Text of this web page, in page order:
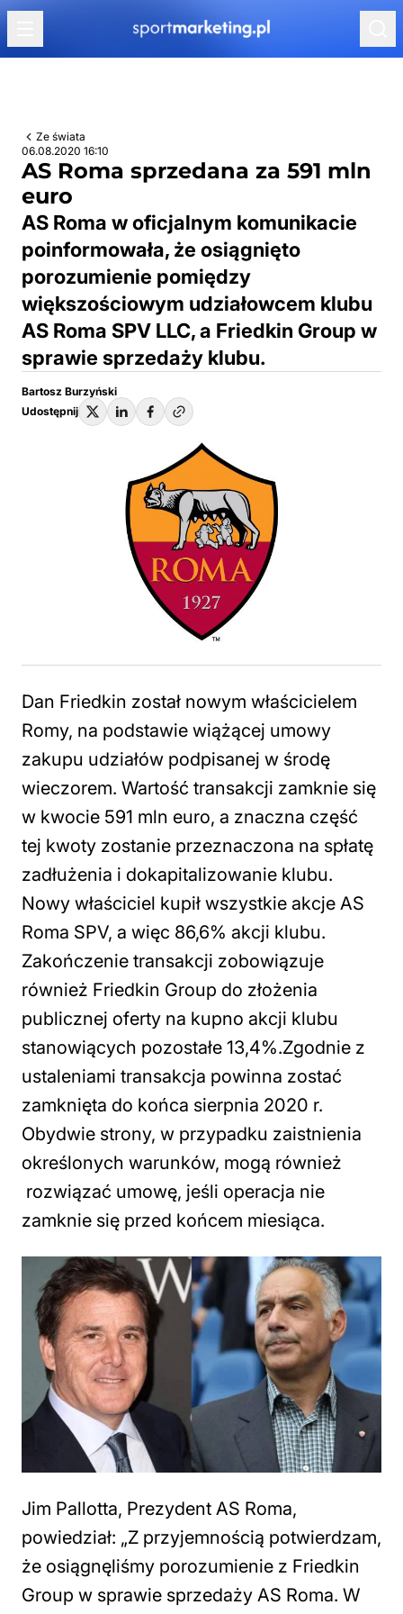
Przejdź do treści
Ze świata
06.08.2020 16:10
AS Roma sprzedana za 591 mln
euro
AS Roma w oficjalnym komunikacie
poinformowała, że osiągnięto
porozumienie pomiędzy
większościowym udziałowcem klubu
AS Roma SPV LLC, a Friedkin Group w
sprawie sprzedaży klubu.
Bartosz Burzyński
Udostępnij
Dan Friedkin został nowym właścicielem
Romy, na podstawie wiążącej umowy
zakupu udziałów podpisanej w środę
wieczorem. Wartość transakcji zamknie się
w kwocie 591 mln euro, a znaczna część
tej kwoty zostanie przeznaczona na spłatę
zadłużenia i dokapitalizowanie klubu.
Nowy właściciel kupił wszystkie akcje AS
Roma SPV, a więc 86,6% akcji klubu.
Zakończenie transakcji zobowiązuje
również Friedkin Group do złożenia
publicznej oferty na kupno akcji klubu
stanowiących pozostałe 13,4%.Zgodnie z
ustaleniami transakcja powinna zostać
zamknięta do końca sierpnia 2020 r.
Obydwie strony, w przypadku zaistnienia
określonych warunków, mogą również
rozwiązać umowę, jeśli operacja nie
zamknie się przed końcem miesiąca.
Jim Pallotta, Prezydent AS Roma,
powiedział: „Z przyjemnością potwierdzam,
że osiągnęliśmy porozumienie z Friedkin
Group w sprawie sprzedaży AS Roma. W